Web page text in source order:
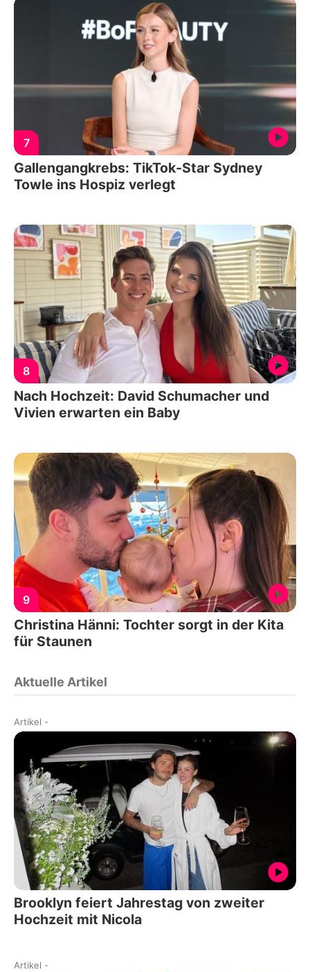
7
Gallengangkrebs: TikTok-Star Sydney
Towle ins Hospiz verlegt
8
Nach Hochzeit: David Schumacher und
Vivien erwarten ein Baby
9
Christina Hänni: Tochter sorgt in der Kita
für Staunen
Aktuelle Artikel
Artikel -
Brooklyn feiert Jahrestag von zweiter
Hochzeit mit Nicola
Artikel -